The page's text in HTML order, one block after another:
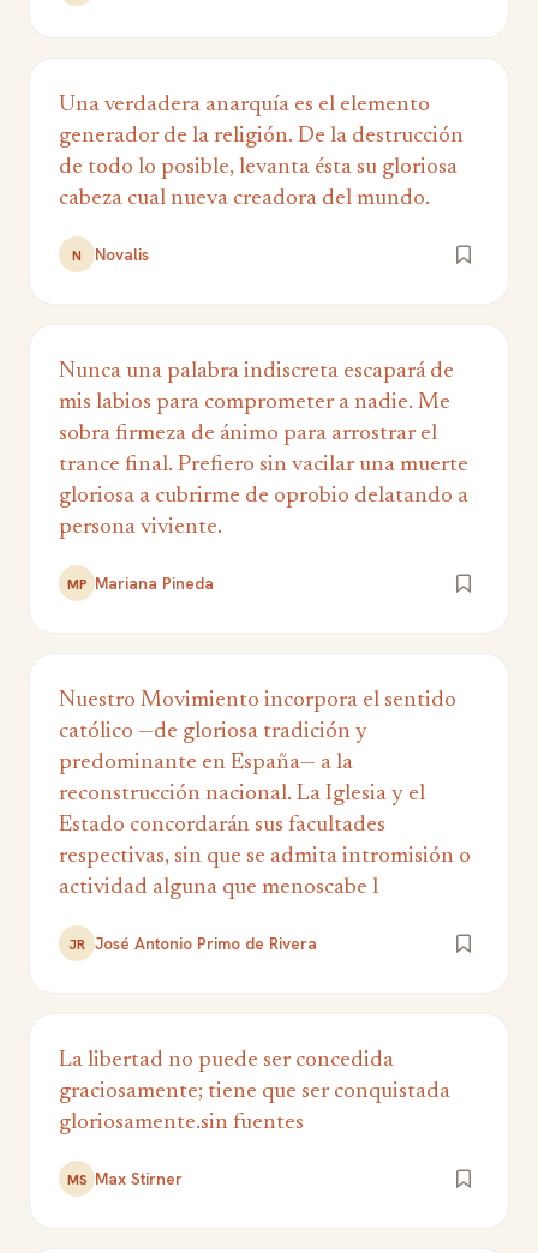
Una verdadera anarquía es el elemento
generador de la religión. De la destrucción
de todo lo posible, levanta ésta su gloriosa
cabeza cual nueva creadora del mundo.
N Novalis
Nunca una palabra indiscreta escapará de
mis labios para comprometer a nadie. Me
sobra firmeza de ánimo para arrostrar el
trance final. Prefiero sin vacilar una muerte
gloriosa a cubrirme de oprobio delatando a
persona viviente.
MP Mariana Pineda
Nuestro Movimiento incorpora el sentido
católico —de gloriosa tradición y
predominante en España— a la
reconstrucción nacional. La Iglesia y el
Estado concordarán sus facultades
respectivas, sin que se admita intromisión o
actividad alguna que menoscabe l
JR José Antonio Primo de Rivera
La libertad no puede ser concedida
graciosamente; tiene que ser conquistada
gloriosamente.sin fuentes
MS Max Stirner